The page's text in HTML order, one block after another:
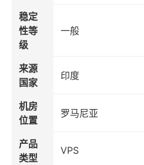
稳定
性等
级
一般
来源
国家
印度
机房
位置
罗马尼亚
产品
类型
VPS